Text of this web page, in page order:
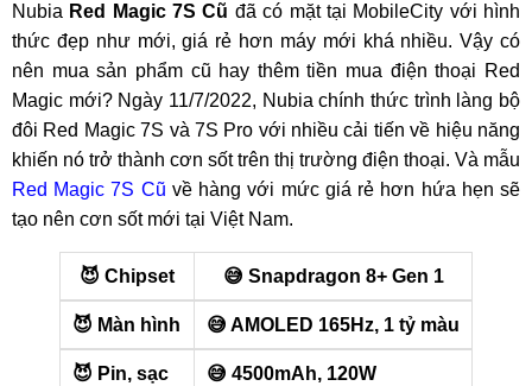
Nubia Red Magic 7S Cũ đã có mặt tại MobileCity với hình
thức đẹp như mới, giá rẻ hơn máy mới khá nhiều. Vậy có
nên mua sản phẩm cũ hay thêm tiền mua điện thoại Red
Magic mới? Ngày 11/7/2022, Nubia chính thức trình làng bộ
đôi Red Magic 7S và 7S Pro với nhiều cải tiến về hiệu năng
khiến nó trở thành cơn sốt trên thị trường điện thoại. Và mẫu
Red Magic 7S Cũ về hàng với mức giá rẻ hơn hứa hẹn sẽ
tạo nên cơn sốt mới tại Việt Nam.
😈 Chipset 😅 Snapdragon 8+ Gen 1
😈 Màn hình 😅 AMOLED 165Hz, 1 tỷ màu
😈 Pin, sạc 😅 4500mAh, 120W